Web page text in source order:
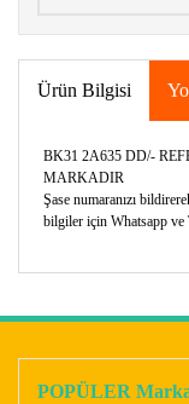
Ürün Bilgisi
BK31 2A635 DD/-
MARKADIR
Şase numaranızı
bilgiler için Whatsapp ve
POPÜLER